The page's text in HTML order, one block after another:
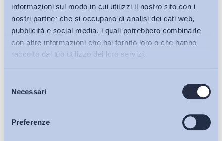
informazioni sul modo in cui utilizzi il nostro sito con i
nostri partner che si occupano di analisi dei dati web,
pubblicità e social media, i quali potrebbero combinarle
con altre informazioni che hai fornito loro o che hanno
raccolto dal tuo utilizzo dei loro servizi.
delNecessari
Preferenze
Bollettini ADAPT
Articoli